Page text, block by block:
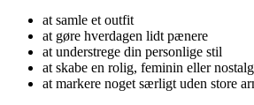
at samle et outfit
at gøre hverdagen lidt pænere
at understrege din personlige stil
at skabe en rolig, feminin eller
at markere noget særligt uden store